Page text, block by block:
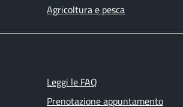
Agricoltura e pesca
Leggi le FAQ
Prenotazione appuntamento